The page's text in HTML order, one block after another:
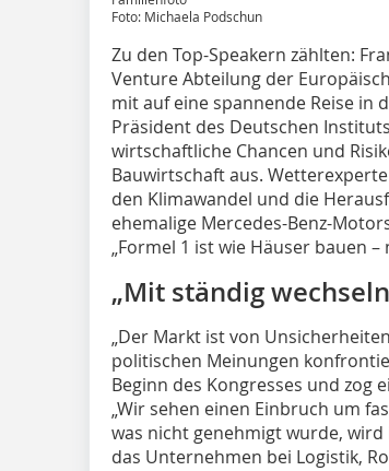
Foto: Michaela Podschun
Zu den Top-Speakern zählten:
Venture Abteilung der
mit auf eine spannende Reise in
Präsident des Deutschen
wirtschaftliche Chancen und
Bauwirtschaft aus.
den Klimawandel und die
ehemalige Mercedes-Benz-
„Formel 1 ist wie Häuser bauen
„Mit ständig
„Der Markt ist von
politischen Meinungen
Beginn des Kongresses und zog
„Wir sehen einen Einbruch um
was nicht genehmigt wurde,
das Unternehmen bei Logistik,